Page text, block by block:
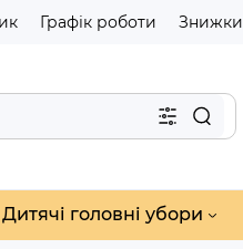
Графік роботи Знижки
Дитячі головні убори